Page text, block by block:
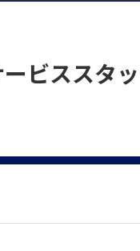
ビススタ